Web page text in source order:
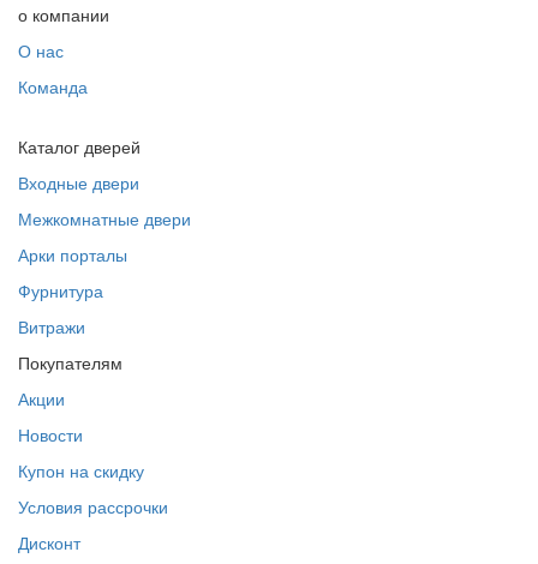
о компании
О нас
Команда
Каталог дверей
Входные двери
Межкомнатные двери
Арки порталы
Фурнитура
Витражи
Покупателям
Акции
Новости
Купон на скидку
Условия рассрочки
Дисконт